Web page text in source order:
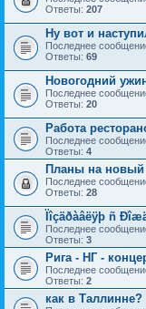
Ответы: 207
Ну вот и
Последнее
Ответы: 69
Новогодний
Последнее
Ответы: 20
Работа
Последнее
Ответы: 4
Планы на новый
Последнее
Ответы: 28
Ïîçäðàâëÿþ ñ
Последнее
Ответы: 3
Рига - НГ -
Последнее
Ответы: 2
как в Таллинне?